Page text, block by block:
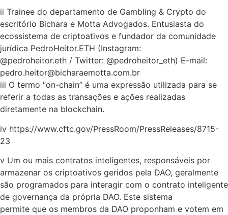
ii Trainee do departamento de Gambling & Crypto do
escritório Bichara e Motta Advogados. Entusiasta do
ecossistema de criptoativos e fundador da comunidade
jurídica PedroHeitor.ETH (Instagram:
@pedroheitor.eth / Twitter: @pedroheitor_eth) E-mail:
pedro.heitor@bicharaemotta.com.br
iii O termo “on-chain” é uma expressão utilizada para se
referir a todas as transações e ações realizadas
diretamente na blockchain.
iv https://www.cftc.gov/PressRoom/PressReleases/8715-
23
v Um ou mais contratos inteligentes, responsáveis por
armazenar os criptoativos geridos pela DAO, geralmente
são programados para interagir com o contrato inteligente
de governança da própria DAO. Este sistema
permite que os membros da DAO proponham e votem em